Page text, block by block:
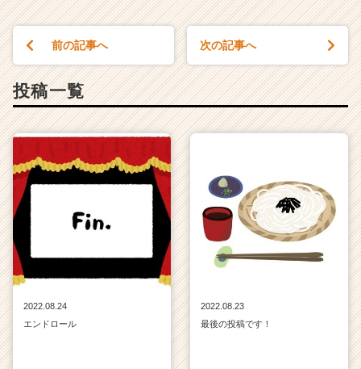
前の記事へ 次の記事へ
投稿一覧
2022.08.24
エンドロール
2022.08.23
最後の投稿です！